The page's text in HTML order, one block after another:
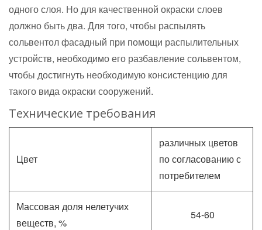
одного слоя. Но для качественной окраски слоев
должно быть два. Для того, чтобы распылять
сольвентол фасадный при помощи распылительных
устройств, необходимо его разбавление сольвентом,
чтобы достигнуть необходимую консистенцию для
такого вида окраски сооружений.
Технические требования
Цвет
различных цветов
по согласованию с
потребителем
Массовая доля нелетучих
веществ, %
54-60